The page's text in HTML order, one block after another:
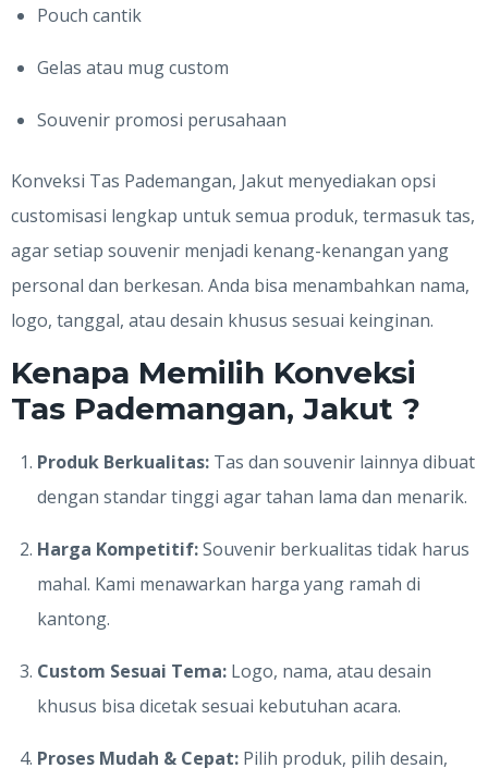
Pouch cantik
Gelas atau mug custom
Souvenir promosi perusahaan
Konveksi Tas Pademangan, Jakut menyediakan opsi
customisasi lengkap untuk semua produk, termasuk tas,
agar setiap souvenir menjadi kenang-kenangan yang
personal dan berkesan. Anda bisa menambahkan nama,
logo, tanggal, atau desain khusus sesuai keinginan.
Kenapa Memilih Konveksi
Tas Pademangan, Jakut ?
Produk Berkualitas: Tas dan souvenir lainnya dibuat
dengan standar tinggi agar tahan lama dan menarik.
Harga Kompetitif:Souvenir berkualitas tidak harus
mahal. Kami menawarkan harga yang ramah di
kantong.
Custom Sesuai Tema: Logo, nama, atau desain
khusus bisa dicetak sesuai kebutuhan acara.
Proses Mudah & Cepat: Pilih produk, pilih desain,